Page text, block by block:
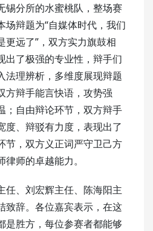
锡分所的水蜜桃队，整场赛
场辩题为“自媒体时代，我们
更远了”，双方实力旗鼓相
出了极强的专业性，辩手们
法理辨析，多维度展现辩题
方辩手能言快语，攻势强
；自由辩论环节，双方辩手
度、辩驳有力度，表现出了
节，双方义正词严守卫己方
师的卓越能力。
任、刘宏辉主任、陈海阳主
致辞。各位嘉宾表示，在这
是胜方，每位参赛者都能够